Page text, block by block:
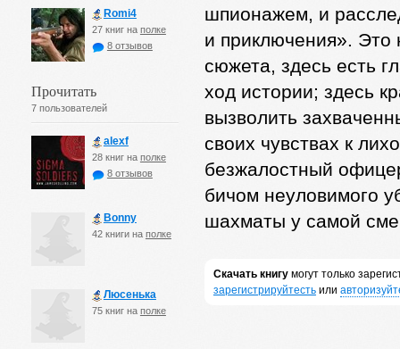
Romi4
27 книг на полке
8 отзывов
Прочитать
7 пользователей
alexf
28 книг на полке
8 отзывов
Bonny
42 книги на полке
Люсенька
75 книг на полке
шпионажем, и
и приключения». Это
сюжета, здесь есть
ход истории; здесь
вызволить
своих чувствах к
безжалостный
бичом неуловимого
шахматы у самой
Скачать книгумогут только
зарегистрируйтестьили